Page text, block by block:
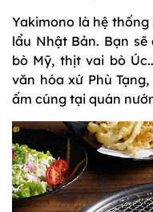
Yakimono là hệ
lẩu Nhật Bản. Bạn
bò Mỹ, thịt vai bò
văn hóa xứ Phù
ấm cúng tại quán